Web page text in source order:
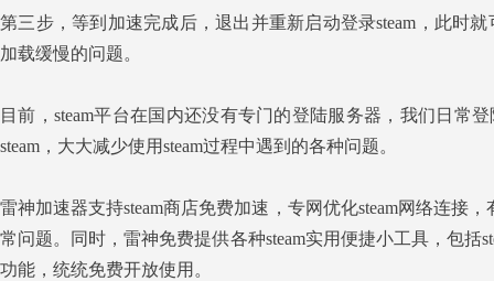
第三步，等到加速完成后，退出并重新启动登录steam，此时
加载缓慢的问题。
目前，steam平台在国内还没有专门的登陆服务器，我们日常
steam，大大减少使用steam过程中遇到的各种问题。
雷神加速器支持steam商店免费加速，专网优化steam网络连接
常问题。同时，雷神免费提供各种steam实用便捷小工具，包括
功能，统统免费开放使用。